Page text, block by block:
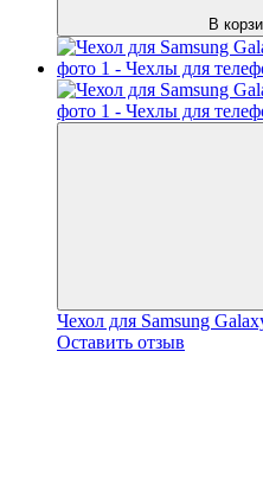
В
Чехол для Samsung
Оставить отзыв